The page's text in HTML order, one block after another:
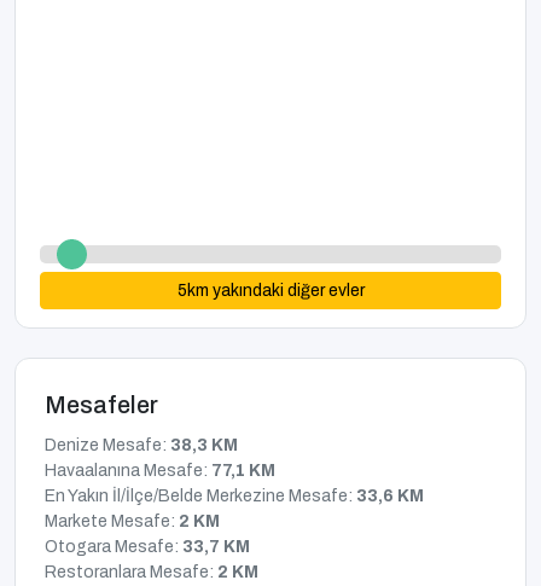
5 km yakındaki diğer evler
Mesafeler
Denize Mesafe: 38,3 KM
Havaalanına Mesafe: 77,1 KM
En Yakın İl/İlçe/Belde Merkezine Mesafe: 33,6 KM
Markete Mesafe: 2 KM
Otogara Mesafe: 33,7 KM
Restoranlara Mesafe: 2 KM